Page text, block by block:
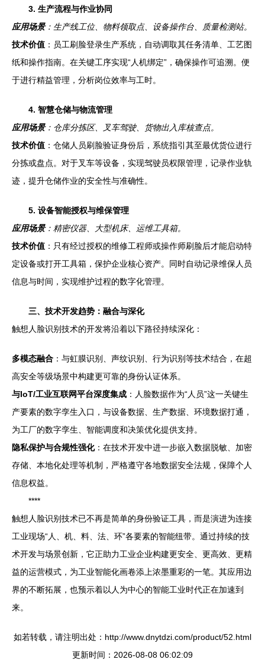
3. 生产流程与作业协同
应用场景：生产线工位、物料领取点、设备操作台、质量检测站。
技术价值 ：员工刷脸登录生产系统，自动调取其任务清单、工艺图
纸和操作指南。在关键工序实现“人机绑定”，确保操作可追溯。便
于进行精益管理，分析岗位效率与工时。
4. 智慧仓储与物流管理
应用场景：仓库分拣区、叉车驾驶、货物出入库核查点。
技术价值 ：仓储人员刷脸验证身份后，系统指引其至最优货位进行
分拣或盘点。对于叉车等设备，实现驾驶员权限管理，记录作业轨
迹，提升仓储作业的安全性与准确性。
5. 设备智能授权与维保管理
应用场景：精密仪器、大型机床、运维工具箱。
技术价值 ：只有经过授权的维修工程师或操作师刷脸后才能启动特
定设备或打开工具箱，保护企业核心资产。同时自动记录维保人员
信息与时间，实现维护过程的数字化管理。
三、技术开发趋势：融合与深化
触想人脸识别技术的开发将沿着以下路径持续深化：
多模态融合 ：与虹膜识别、声纹识别、行为识别等技术结合，在超
高安全等级场景中构建更可靠的身份认证体系。
与IoT/工业互联网平台深度集成 ：人脸数据作为“人员”这一关键生
产要素的数字孪生入口，与设备数据、生产数据、环境数据打通，
为工厂的数字孪生、智能调度和决策优化提供支持。
隐私保护与合规性强化：在技术开发中进一步嵌入数据脱敏、加密
存储、本地化处理等机制，严格遵守各地数据安全法规，保障个人
信息权益。
****
触想人脸识别技术已不再是简单的身份验证工具，而是演进为连接
工业现场“人、机、料、法、环”各要素的智能纽带。通过持续的技
术开发与场景创新，它正助力工业企业构建更安全、更高效、更精
益的运营模式，为工业智能化画卷添上浓墨重彩的一笔。其应用边
界的不断拓展，也预示着以人为中心的智能工业时代正在加速到
来。
如若转载，请注明出处：http://www.dnytdzi.com/product/52.html
更新时间：2026-08-08 06:02:09